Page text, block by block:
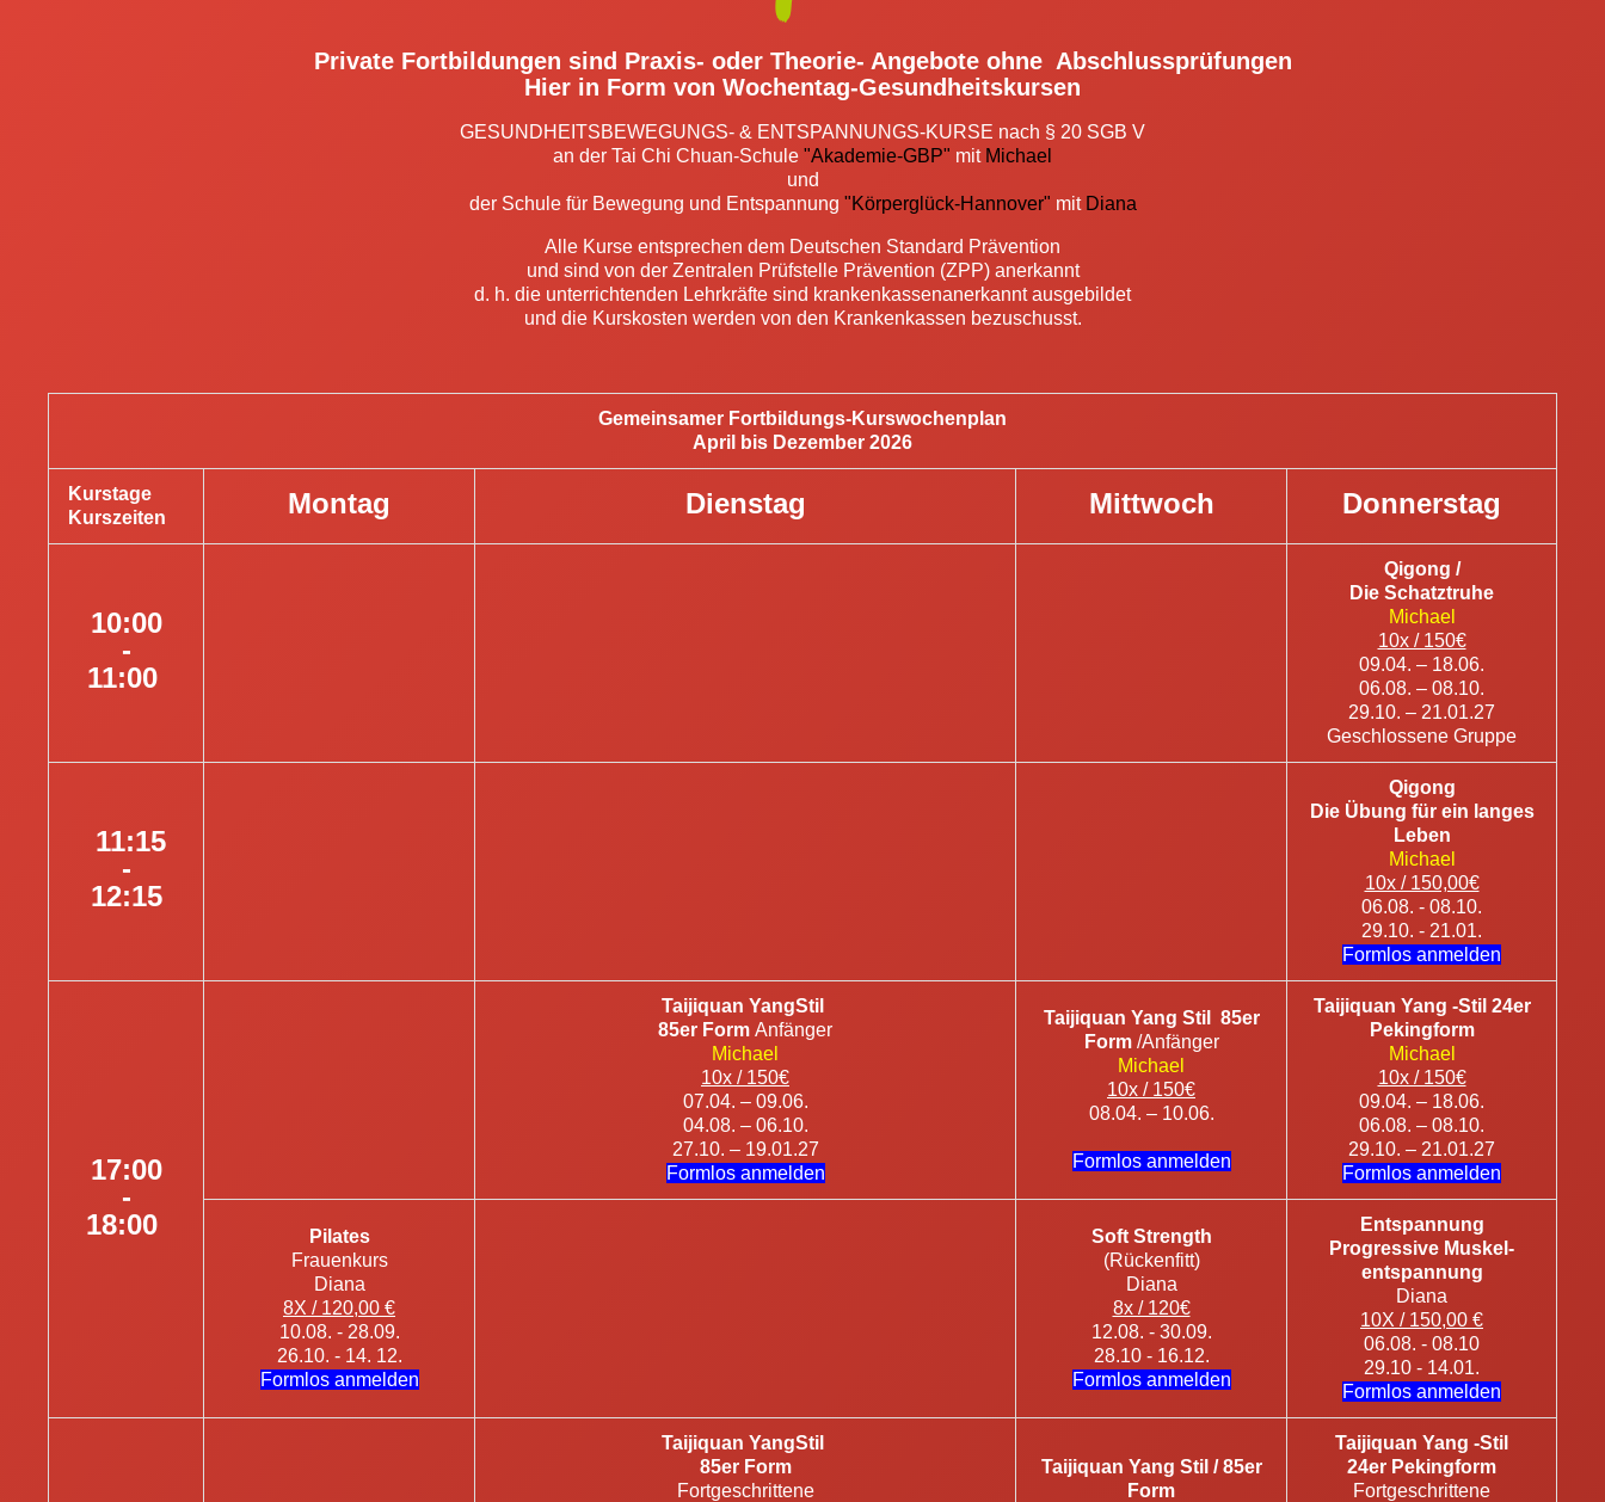
Private Fortbildungen sind Praxis- oder Theorie- Angebote ohne Abschlussprüfungen
Hier in Form von Wochentag-Gesundheitskursen
GESUNDHEITSBEWEGUNGS- & ENTSPANNUNGS-KURSE nach § 20 SGB V
an der Tai Chi Chuan-Schule "Akademie-GBP" mit Michael
und
der Schule für Bewegung und Entspannung "Körperglück-Hannover" mit Diana
Alle Kurse entsprechen dem Deutschen Standard Prävention
und sind von der Zentralen Prüfstelle Prävention (ZPP) anerkannt
d. h. die unterrichtenden Lehrkräfte sind krankenkassenanerkannt ausgebildet
und die Kurskosten werden von den Krankenkassen bezuschusst.
Gemeinsamer Fortbildungs-Kurswochenplan
April bis Dezember 2026
Kurstage
Kurszeiten
Montag Dienstag Mittwoch Donnerstag
10:00
-
11:00
Qigong /
Die Schatztruhe
Michael
10x / 150€
09.04. – 18.06.
06.08. – 08.10.
29.10. – 21.01.27
Geschlossene Gruppe
11:15
-
12:15
Qigong
Die Übung für ein langes
Leben
Michael
10x / 150,00€
06.08. - 08.10.
29.10. - 21.01.
Formlos anmelden
17:00
-
18:00
Taijiquan YangStil
85er Form Anfänger
Michael
10x / 150€
07.04. – 09.06.
04.08. – 06.10.
27.10. – 19.01.27
Formlos anmelden
Taijiquan Yang Stil 85er
Form/Anfänger
Michael
10x / 150€
08.04. – 10.06.
Formlos anmelden
Taijiquan Yang -Stil 24er
Pekingform
Michael
10x / 150€
09.04. – 18.06.
06.08. – 08.10.
29.10. – 21.01.27
Formlos anmelden
Pilates
Frauenkurs
Diana
8X / 120,00 €
10.08. - 28.09.
26.10. - 14. 12.
Formlos anmelden
Soft Strength
(Rückenfitt)
Diana
8x / 120€
12.08. - 30.09.
28.10 - 16.12.
Formlos anmelden
Entspannung
Progressive Muskel-
entspannung
Diana
10X / 150,00 €
06.08. - 08.10
29.10 - 14.01.
Formlos anmelden
Taijiquan YangStil
85er Form
Fortgeschrittene
Taijiquan Yang Stil / 85er
Form
Taijiquan Yang -Stil
24er Pekingform
Fortgeschrittene